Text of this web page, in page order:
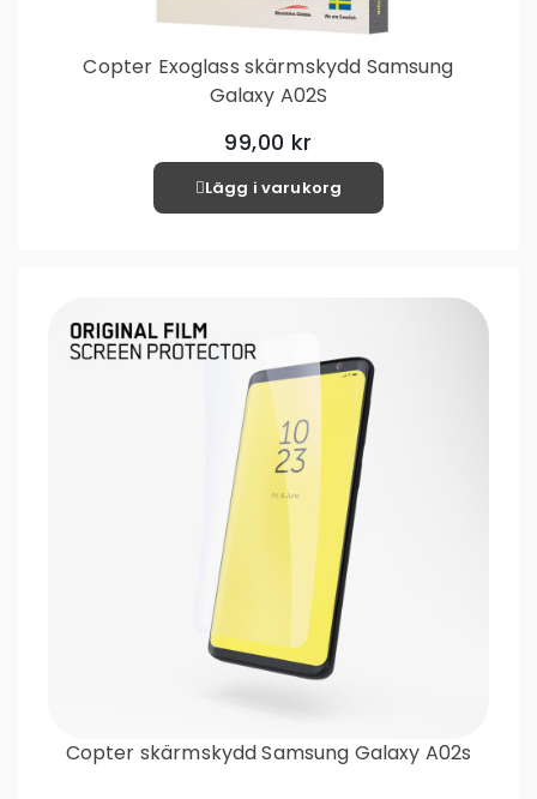
Copter Exoglass skärmskydd Samsung
Galaxy A02S
99,00 kr
Lägg i varukorg
Copter skärmskydd Samsung Galaxy A02s